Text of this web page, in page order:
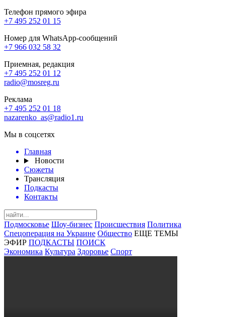
Телефон прямого эфира
+7 495 252 01 15
Номер для WhatsApp-сообщений
+7 966 032 58 32
Приемная, редакция
+7 495 252 01 12
radio@mosreg.ru
Реклама
+7 495 252 01 18
nazarenko_as@radio1.ru
Мы в соцсетях
Главная
Новости
Сюжеты
Трансляция
Подкасты
Контакты
Подмосковье Шоу-бизнес Происшествия Политика
Спецоперация на Украине Общество ЕЩЕ ТЕМЫ
ЭФИР ПОДКАСТЫ ПОИСК
Экономика Культура Здоровье Спорт